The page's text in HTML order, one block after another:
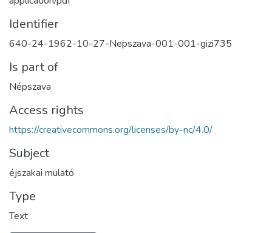
Identifier
640-24-1962-10-27-Nepszava-001-001-gizi735
Is part of
Népszava
Access rights
https://creativecommons.org/licenses/by-nc/4.0/
Subject
éjszakai mulató
Type
Text